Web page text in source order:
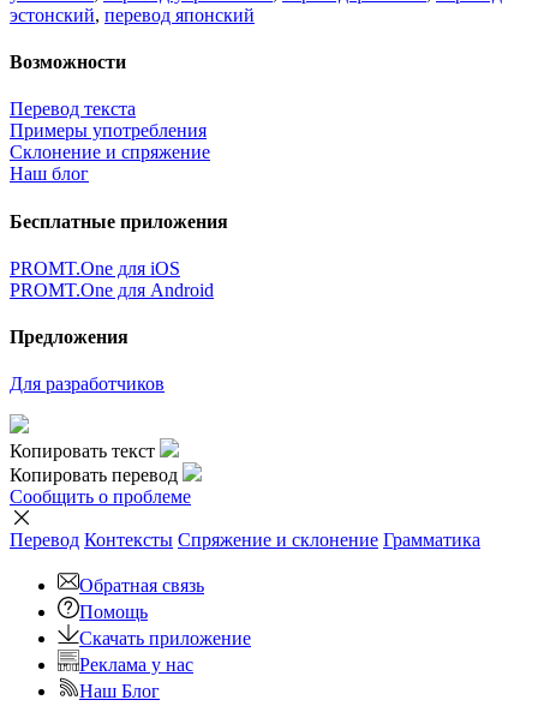
эстонский, перевод японский
Возможности
Перевод текста
Примеры употребления
Склонение и спряжение
Наш блог
Бесплатные приложения
PROMT.One для iOS
PROMT.One для Android
Предложения
Для разработчиков
Копировать текст
Копировать перевод
Сообщить о проблеме
Перевод Контексты Спряжение и склонение Грамматика
Обратная связь
Помощь
Скачать приложение
Реклама у нас
Наш Блог